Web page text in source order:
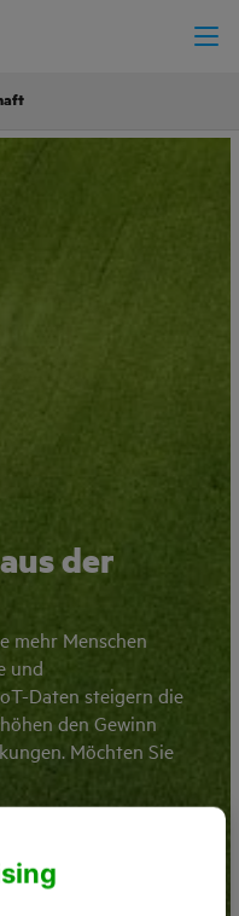
der
mehr Menschen
und
Daten steigern die
den Gewinn
Möchten Sie